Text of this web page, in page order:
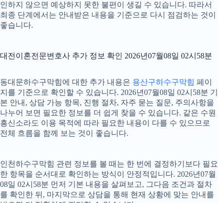
인하지 않으면 예상하지 못한 불편이 생길 수 있습니다. 따라서
최종 단계에서는 안내받은 내용을 기준으로 다시 점검하는 것이
좋습니다.
대전이혼전문변호사 추가 정보 확인 2026년07월08일 02시58분
동대문하수구막힘에 대한 추가 내용은 용산구하수구막힘 페이
지를 기준으로 확인할 수 있습니다. 2026년07월08일 02시58분 기
본 안내, 상담 가능 항목, 진행 절차, 자주 묻는 질문, 주의사항을
나누어 보면 필요한 정보를 더 쉽게 찾을 수 있습니다. 같은 수원
흥신소라도 이용 목적에 따라 필요한 내용이 다를 수 있으므로
전체 흐름을 함께 보는 것이 좋습니다.
인천하수구막힘 관련 정보를 볼 때는 한 번에 결정하기보다 필요
한 항목을 순서대로 확인하는 방식이 안정적입니다. 2026년07월
08일 02시58분 먼저 기본 내용을 살펴보고, 그다음 조건과 절차
를 확인한 뒤, 마지막으로 상담을 통해 현재 상황에 맞는 안내를